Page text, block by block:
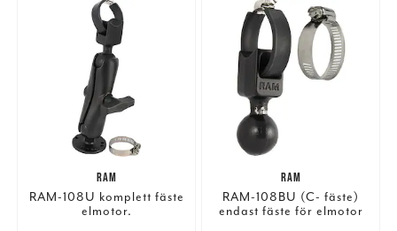
RAM
RAM-108U komplett fäste
elmotor.
RAM
RAM-108BU (C- fäste)
endast fäste för elmotor